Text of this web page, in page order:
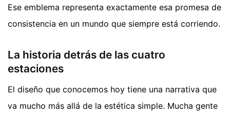
Ese emblema representa exactamente esa promesa de
consistencia en un mundo que siempre está corriendo.
La historia detrás de las cuatro
estaciones
El diseño que conocemos hoy tiene una narrativa que
va mucho más allá de la estética simple. Mucha gente